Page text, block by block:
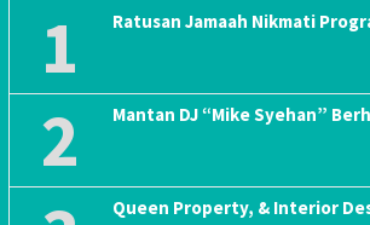
1 Ratusan Jamaah Nikmati
2 Mantan DJ “Mike Syehan”
Queen Property, & Interior